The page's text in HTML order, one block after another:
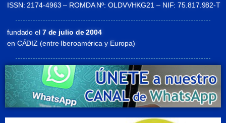
ISSN: 2174-4963 – ROMDA Nº: OLDVVHKG21 – NIF: 75.817.982-T
fundado el7 de julio de 2004
en CÁDIZ (entre Iberoamérica y Europa)